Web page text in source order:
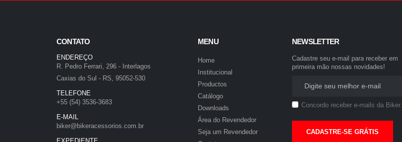
CONTATO
ENDEREÇO
R. Pedro Ferrari, 296 - Interlagos
Caxias do Sul - RS, 95052-530
TELEFONE
+55 (54) 3536-3683
E-MAIL
biker@bikeracessorios.com.br
MENU
Home
Institucional
Productos
Catálogo
Downloads
Área do Revendedor
Seja um Revendedor
NEWSLETTER
Cadastre seu e-mail para receber em
primeira mão nossas novidades!
Concordo receber e-mails da Biker.
CADASTRE-SE GRÁTIS